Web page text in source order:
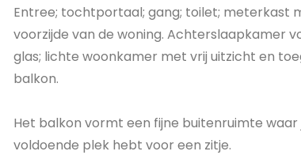
Entree; tochtportaal; gang; toilet; meterkast
voorzijde van de woning. Achterslaapkamer
glas; lichte woonkamer met vrij uitzicht en
balkon.
Het balkon vormt een fijne buitenruimte
voldoende plek hebt voor een zitje.